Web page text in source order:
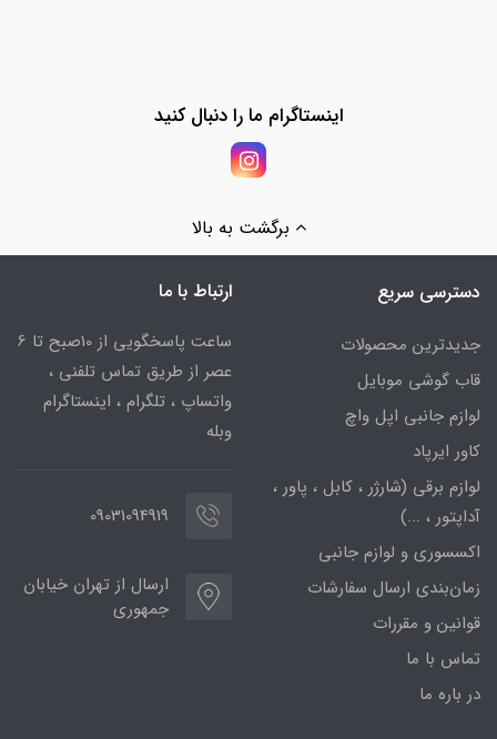
اینستاگرام ما را دنبال کنید
برگشت به بالا
دسترسی سریع
جدیدترین محصولات
قاب گوشی موبایل
لوازم جانبی اپل واچ
کاور ایرپاد
لوازم برقی (شارژر ، کابل ، پاور ،
آداپتور ، ...)
اکسسوری و لوازم جانبی
زمان‌بندی ارسال سفارشات
قوانین و مقررات
تماس با ما
در باره ما
ارتباط با ما
ساعت پاسخگویی از 10صبح تا 6
عصر از طریق تماس تلفنی ،
واتساپ ، تلگرام ، اینستاگرام
وبله
09031094919
ارسال از تهران خیابان
جمهوری